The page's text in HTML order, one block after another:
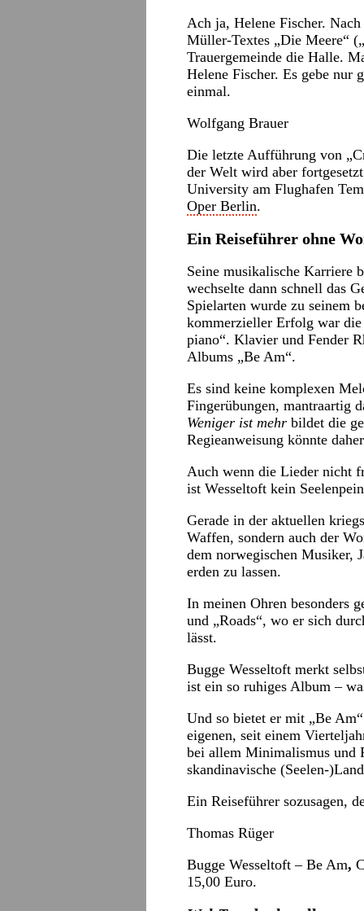
Ach ja, Helene Fischer.
Müller-Textes „Die Meere“
Trauergemeinde die Halle.
Helene Fischer. Es gebe
einmal.
Wolfgang Brauer
Die letzte Aufführung von
der Welt wird aber
University am Flughafen
Oper Berlin.
Ein Reiseführer ohne
Seine musikalische Karriere
wechselte dann schnell das
Spielarten wurde zu seinem
kommerzieller Erfolg war die
piano“. Klavier und Fender
Albums „Be Am“.
Es sind keine komplexen
Fingerübungen, mantraartig
Weniger ist mehr bildet die
Regieanweisung könnte
Auch wenn die Lieder nicht
ist Wesseltoft kein
Gerade in der aktuellen
Waffen, sondern auch der
dem norwegischen Musiker,
erden zu lassen.
In meinen Ohren besonders
und „Roads“, wo er sich
lässt.
Bugge Wesseltoft merkt
ist ein so ruhiges Album –
Und so bietet er mit „Be
eigenen, seit einem
bei allem Minimalismus und
skandinavische (Seelen-
Ein Reiseführer sozusagen,
Thomas Rüger
Bugge Wesseltoft – Be Am,
15,00 Euro.